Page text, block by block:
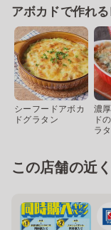
アボカドで作れ
シーフードアボカ
ドグラタン
濃
ド
ラ
この店舗の近